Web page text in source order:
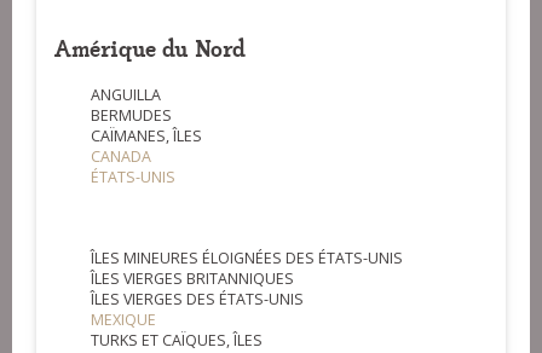
Amérique du Nord
ANGUILLA
BERMUDES
CAÏMANES, ÎLES
CANADA
ÉTATS-UNIS
ÎLES MINEURES ÉLOIGNÉES DES ÉTATS-UNIS
ÎLES VIERGES BRITANNIQUES
ÎLES VIERGES DES ÉTATS-UNIS
MEXIQUE
TURKS ET CAÏQUES, ÎLES